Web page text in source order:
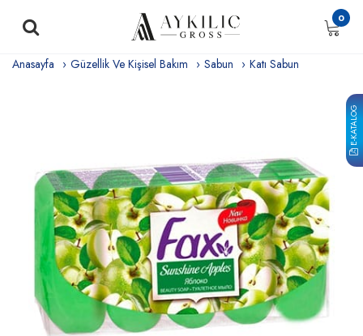
E-KATALOG
0
Anasayfa Güzellik Ve Kişisel Bakım Sabun Katı Sabun